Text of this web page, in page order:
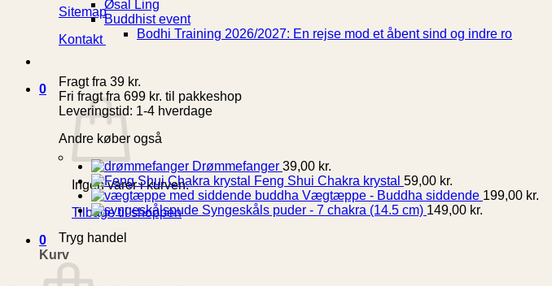
Øsal Ling
Buddhist event
Bodhi Training 2026/2027: En rejse mod et åbent sind og indre ro
0
Ingen varer i kurven.
Tilbage til shoppen
0
Kurv
smertelindring
Sitemap
Kontakt
Fragt fra 39 kr.
Fri fragt fra 699 kr. til pakkeshop
Leveringstid: 1-4 hverdage
Andre køber også
Drømmefanger 39,00 kr.
Feng Shui Chakra krystal 59,00 kr.
Vægtæppe - Buddha siddende 199,00 kr.
Syngeskåls puder - 7 chakra (14.5 cm) 149,00 kr.
Tryg handel